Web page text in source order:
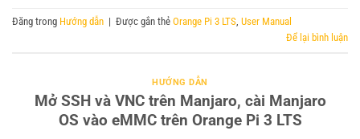
Đăng trong Hướng dẫn | Được gắn thẻ Orange Pi 3 LTS, User Manual
Để lại bình luận
HƯỚNG DẪN
Mở SSH và VNC trên Manjaro, cài Manjaro
OS vào eMMC trên Orange Pi 3 LTS